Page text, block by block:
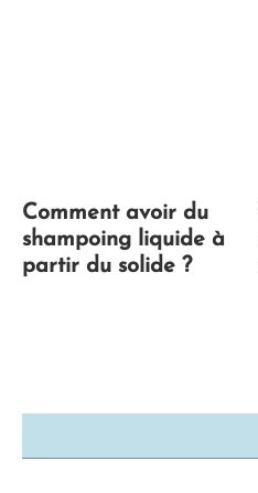
Comment avoir du
shampoing liquide à
partir du solide ?